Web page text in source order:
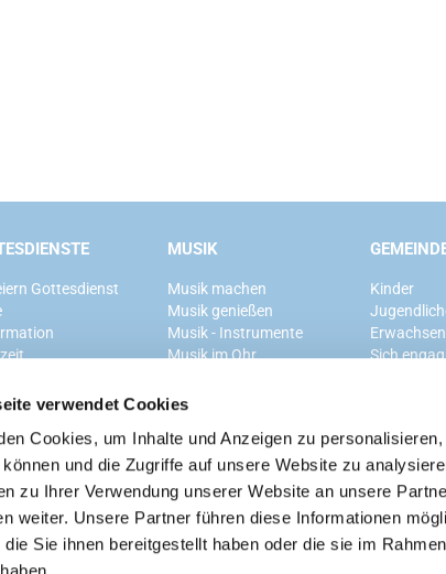
verwendet Cookies
Cookies, um Inhalte und Anzeigen zu
und die Zugriffe auf unsere Website zu
zu Ihrer Verwendung unserer Website an unsere
weiter. Unsere Partner führen diese Informationen
Sie ihnen bereitgestellt haben oder die sie im
Gottesdienst
MUSIK
Musik machen
Musik genießen
Musik - Instrumente
Musik im Ohr
Kinder
Sich
Ev. Kirchengemeinde